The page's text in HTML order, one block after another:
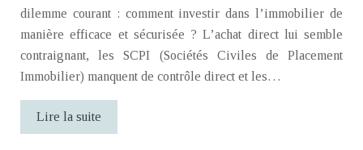
dilemme courant : comment investir dans l’immobilier de
manière efficace et sécurisée ? L’achat direct lui semble
contraignant, les SCPI (Sociétés Civiles de Placement
Immobilier) manquent de contrôle direct et les…
Lire la suite